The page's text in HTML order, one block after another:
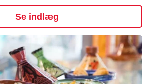
Se indlæg